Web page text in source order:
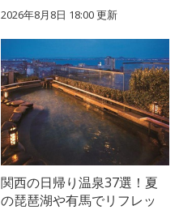
2026年8月8日 18:00更新
関西の日帰り温泉37選！夏
の琵琶湖や有馬でリフレッ